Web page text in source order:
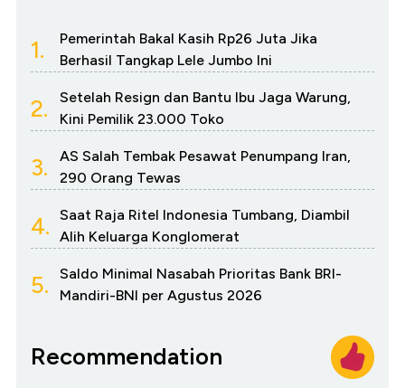
1.
Pemerintah Bakal Kasih Rp26 Juta Jika
Berhasil Tangkap Lele Jumbo Ini
2.
Setelah Resign dan Bantu Ibu Jaga Warung,
Kini Pemilik 23.000 Toko
3.
AS Salah Tembak Pesawat Penumpang Iran,
290 Orang Tewas
4.
Saat Raja Ritel Indonesia Tumbang, Diambil
Alih Keluarga Konglomerat
5.
Saldo Minimal Nasabah Prioritas Bank BRI-
Mandiri-BNI per Agustus 2026
Recommendation